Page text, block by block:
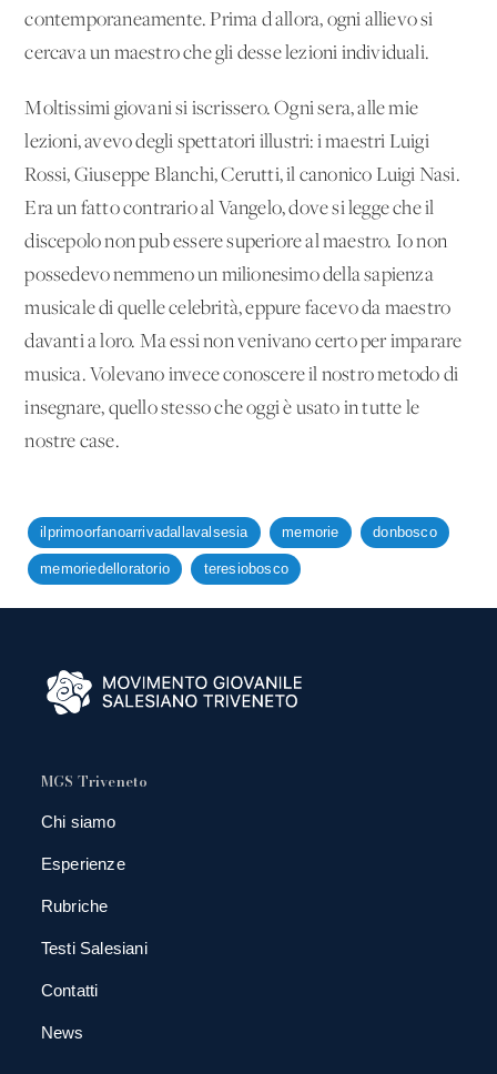
contemporaneamente. Prima d'allora, ogni allievo si
cercava un maestro che gli desse lezioni individuali.
Moltissimi giovani si iscrissero. Ogni sera, alle mie
lezioni, avevo degli spettatori illustri: i maestri Luigi
Rossi, Giuseppe Blanchi, Cerutti, il canonico Luigi Nasi.
Era un fatto contrario al Vangelo, dove si legge che il
discepolo non pub essere superiore al maestro. Io non
possedevo nemmeno un milionesimo della sapienza
musicale di quelle celebrità, eppure facevo da maestro
davanti a loro. Ma essi non venivano certo per imparare
musica. Volevano invece conoscere il nostro metodo di
insegnare, quello stesso che oggi è usato in tutte le
nostre case.
ilprimoorfanoarrivadallavalsesia memorie donbosco
memoriedelloratorio teresiobosco
MGS Triveneto
Chi siamo
Esperienze
Rubriche
Testi Salesiani
Contatti
News